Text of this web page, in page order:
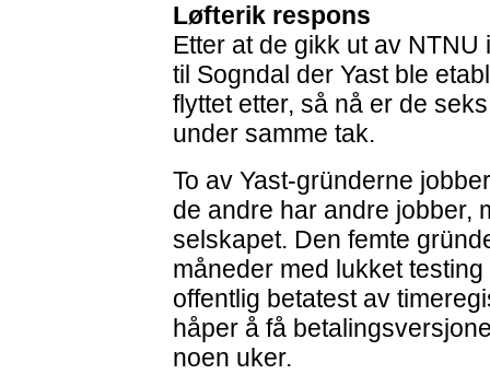
Løfterik respons
Etter at de gikk ut av
til Sogndal der Yast ble
flyttet etter, så nå er de
under samme tak.
To av Yast-gründerne
de andre har andre jobber,
selskapet. Den femte
måneder med lukket
offentlig betatest av
håper å få
noen uker.